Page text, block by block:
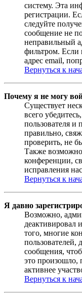
систему. Эта
регистрации.
следуйте
сообщение не
неправильный
фильтром. Если
адрес email,
Вернуться к
Почему я не могу
Существует
всего
пользователя и
правильно,
проверить, не
Также
конференции,
исправления
Вернуться к
Я давно
Возможно,
деактивировал
того, многие
пользователей,
сообщения,
это произошло,
активнее
Вернуться к